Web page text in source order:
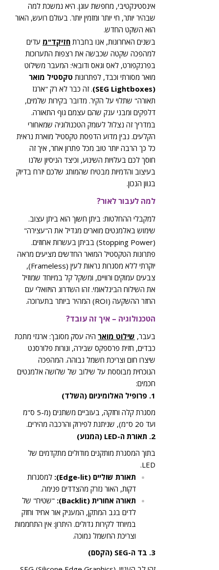
אינסטינקטיבי, מחפשת עוגן. היא נמשכת למה
שבהיר יותר, חי יותר ומזמין יותר. בעולם רועש, האור
הוא השקט החדש.
בשנים האחרונות, אנו בחברת חזיקד"מ עדים
למהפכה שקטה שכבשה את רצפות התערוכות
בפרנקפורט, לאס וגאס ודובאי: המעבר משילוט
מואר מסורתי וכבד, לפתרונות טקסטיל מואר
(SEG Lightboxes)
. זה כבר לא רק "ארגז
תאורה" שתלוי על הקיר. מדובר בקירות שלמים,
דלפקים ומבני ענק שהם עצמם גוף התאורה.
במדריך זה נצלול לעומק הטכנולוגיה שמאחורי
הקלעים. נבין מדוע הדפסת טקסטיל מוארת נראית
כל כך הרבה יותר טוב מכל פתרון אחר, איך זה
חוסך לכם בעלויות השינוע, וכיצד הניסיון שלנו
בעיצוב והדמיות מבטיח שהמותג שלכם יזרח בדיוק
בגוון הנכון.
למה לעבור לאור?
למקבלי ההחלטות: ביתן חשוך הוא ביתן עצוב.
שימוש באלמנטים מוארים מגדיל את ה"עצירה"
(Stopping Power) בביתן בעשרות אחוזים.
פתרונות הטקסטיל המואר החדשים מציעים מראה
יוקרתי ללא מסגרות נראות לעין (Frameless),
צבעים עמוקים ורוויים, ומשקל קל במיוחד שמוזיל
את השילוח הבינלאומי. זהו השדרוג הויזואלי עם
החזר ההשקעה (ROI) המהיר ביותר בתערוכה.
הטכנולוגיה – איך זה עובד?
בעבר, שילוט מואר היה עסק מסובך: ארגזי מתכת
כבדים, חזית פרספקס שבירה, ונורות פלורסנט
שיצרו חום וצריכת חשמל גבוהה. המהפכה
הנוכחית מבוססת על שילוב של שלושה אלמנטים
חכמים:
1. פרופיל האלומיניום (השלד)
מסגרת קלה וחזקה, בעוביים משתנים (מ-5 ס"מ
ועד 20 ס"מ), שניתנת לפירוק והרכבה מהירים.
2. תאורת ה-LED (המנוע)
בתוך המסגרת מותקנים מודולים מתקדמים של
LED.
תאורת שוליים (Edge-lit):
למסגרות
דקות, האור נזרק מהצדדים פנימה.
תאורה אחורית (Backlit):
"שטיח" של
לדים בגב המתקן, המעניק אור אחיד וחזק
במיוחד לקירות גדולים. היתרון: אין התחממות
וצריכת החשמל נמוכה.
3. בד ה-SEG (הקסם)